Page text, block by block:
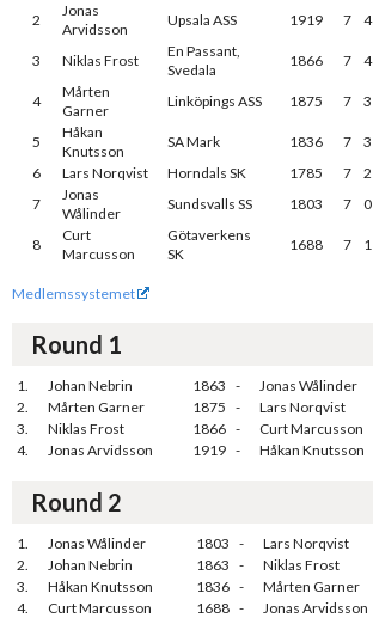
2
Jonas
Arvidsson
Upsala ASS 1919 7 4
3 Niklas Frost
En Passant,
Svedala
1866 7 4
4
Mårten
Garner
Linköpings ASS 1875 7 3
5
Håkan
Knutsson
SA Mark 1836 7 3
6
Lars Norqvist Horndals SK 1785 7 2
7
Jonas
Wålinder
Sundsvalls SS 1803 7 0
8
Curt
Marcusson
Götaverkens
SK
1688 7 1
Medlemssystemet
Round 1
1. Johan Nebrin 1863 - Jonas Wålinder
2.
Mårten Garner 1875 - Lars Norqvist
3.
Niklas Frost 1866 - Curt Marcusson
4.
Jonas Arvidsson 1919 - Håkan Knutsson
Round 2
1. Jonas Wålinder 1803 - Lars Norqvist
2.
Johan Nebrin 1863 - Niklas Frost
3.
Håkan Knutsson 1836 - Mårten Garner
4.
Curt Marcusson 1688 - Jonas Arvidsson